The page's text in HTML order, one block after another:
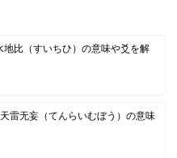
地比（すいちひ）の意味や爻を解
雷无妄（てんらいむぼう）の意味